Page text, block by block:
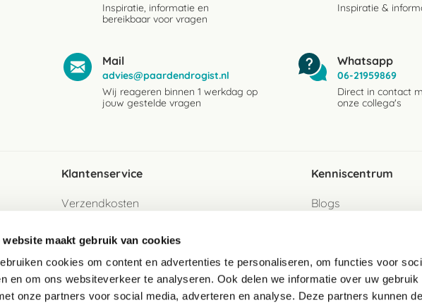
website maakt gebruik van cookies
cookies om content en advertenties te personaliseren, om functies voor
en om ons websiteverkeer te analyseren. Ook delen we informatie over uw gebruik
onze partners voor social media, adverteren en analyse. Deze partners kunnen
Inspiratie, informatie en
bereikbaar voor vragen
Inspiratie &
Mail
advies@paardendrogist.nl
Wij reageren binnen 1 werkdag op
jouw gestelde vragen
Whatsapp
06-21959869
Direct in contact
onze collega's
Klantenservice
Verzendkosten
Betaalwijzen
Retour
Retour sturen als gast
Kenniscentrum
Blogs